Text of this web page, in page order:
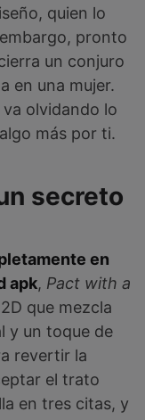
quien lo
pronto
un conjuro
en una mujer.
olvidando lo
más por ti.
secreto
en
apk, Pact with a
que mezcla
y un toque de
revertir la
el trato
en tres citas, y